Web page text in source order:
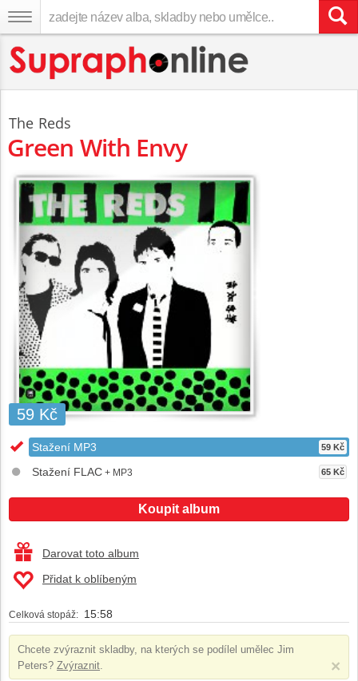
The Reds
Green With Envy
59 Kč
Stažení MP3 59 Kč
Stažení FLAC + MP3 65 Kč
Koupit album
Darovat toto album
Přidat k oblíbeným
Celková stopáž: 15:58
Chcete zvýraznit skladby, na kterých se podílel umělec Jim
Peters? Zvýraznit ×